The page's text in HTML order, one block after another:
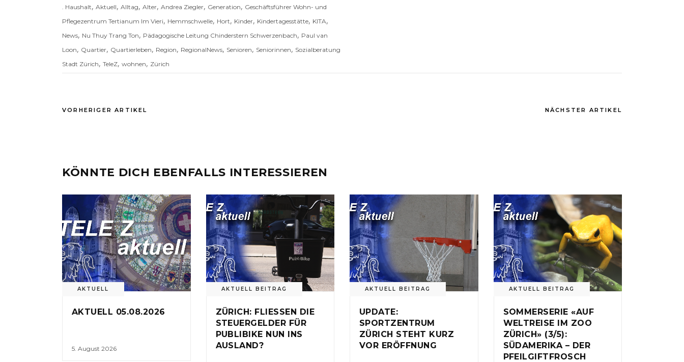
. Haushalt, Aktuell, Alltag, Alter, Andrea Ziegler, Generation, Geschäftsführer Wohn- und
Pflegezentrum Tertianum Im Vieri, Hemmschwelle, Hort, Kinder, Kindertagesstätte, KITA,
News, Nu Thuy Trang Ton, Pädagogische Leitung Chinderstern Schwerzenbach, Paul van
Loon, Quartier, Quartierleben, Region, RegionalNews, Senioren, Seniorinnen, Sozialberatung
Stadt Zürich, TeleZ, wohnen, Zürich
VORHERIGER ARTIKEL NÄCHSTER ARTIKEL
KÖNNTE DICH EBENFALLS INTERESSIEREN
AKTUELL
AKTUELL 05.08.2026
5. August 2026
AKTUELL BEITRAG
ZÜRICH: FLIESSEN DIE
STEUERGELDER FÜR
PUBLIBIKE NUN INS
AUSLAND?
AKTUELL BEITRAG
UPDATE:
SPORTZENTRUM
ZÜRICH STEHT KURZ
VOR ERÖFFNUNG
AKTUELL BEITRAG
SOMMERSERIE «AUF
WELTREISE IM ZOO
ZÜRICH» (3/5):
SÜDAMERIKA – DER
PFEILGIFTFROSCH